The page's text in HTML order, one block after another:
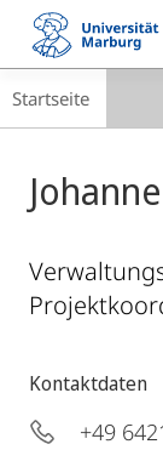
Mobile-
Navigation
Navigation
Startseite
Kontaktdaten
+49